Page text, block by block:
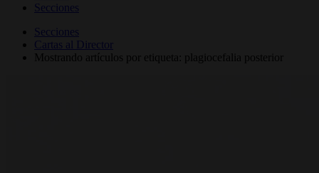
Secciones
Secciones
Cartas al Director
Mostrando artículos por etiqueta: plagiocefalia posterior